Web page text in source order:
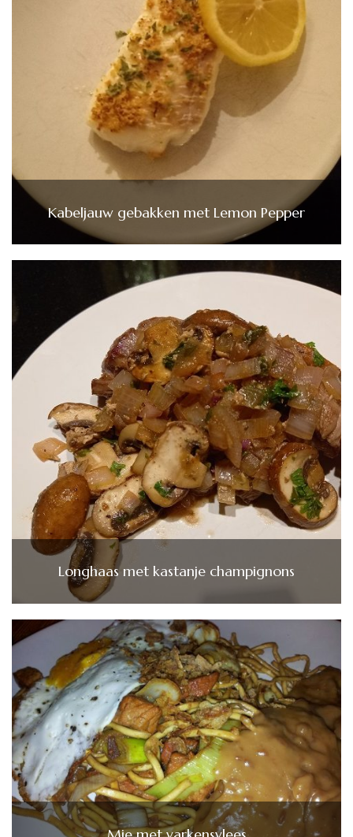
Kabeljauw gebakken met Lemon Pepper
Longhaas met kastanje champignons